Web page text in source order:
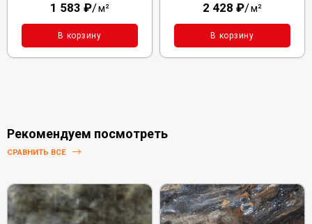
1 583 ₽/м²
В корзину
2 428 ₽/м²
В корзину
Рекомендуем посмотреть
СРАВНИТЬ ВСЕ